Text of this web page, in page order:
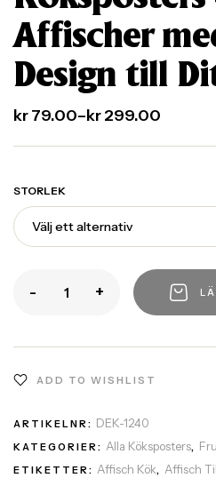
Affischer
Design till
kr79.00–kr299.00
STORLEK
- +
ADD TO WISHLIST
ARTIKELNR: DEK-1240
KATEGORIER: Alla Köksposters,
ETIKETTER: Affisch Kök, Affisch